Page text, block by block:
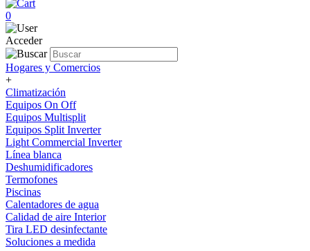
0
Acceder
Hogares y Comercios
+
Climatización
Equipos On Off
Equipos Multisplit
Equipos Split Inverter
Light Commercial Inverter
Línea blanca
Deshumidificadores
Termofones
Piscinas
Calentadores de agua
Calidad de aire Interior
Tira LED desinfectante
Soluciones a medida